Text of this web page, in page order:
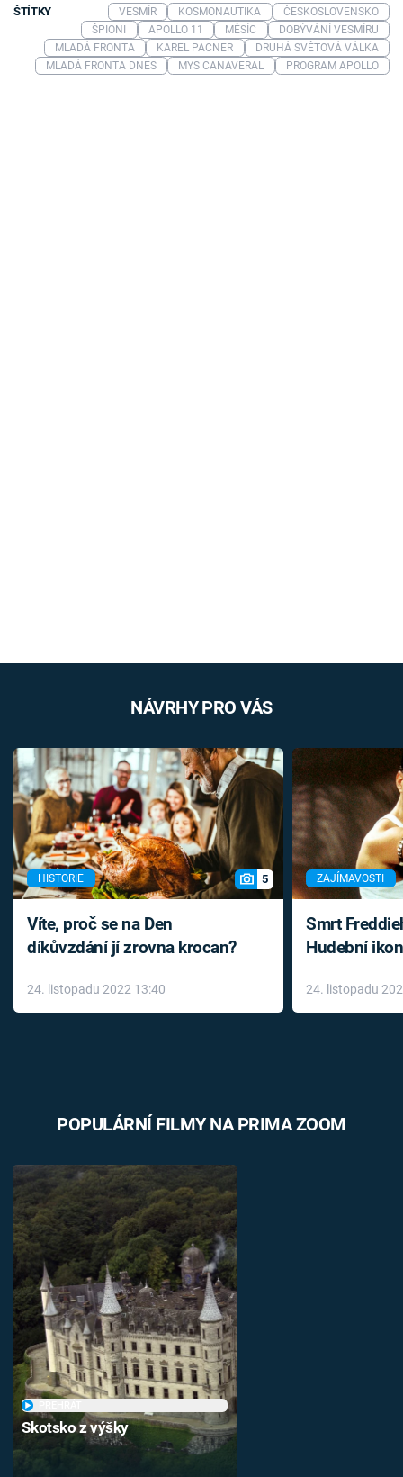
ŠTÍTKY VESMÍR KOSMONAUTIKA
ČESKOSLOVENSKO
ŠPIONI
APOLLO 11 MĚSÍC
DOBÝVÁNÍ VESMÍRU
MLADÁ FRONTA
KAREL PACNER
DRUHÁ SVĚTOVÁ VÁLKA
MLADÁ FRONTA DNES
MYS CANAVERAL PROGRAM APOLLO
NÁVRHY PRO VÁS
HISTORIE 5
Víte, proč se na Den
díkůvzdání jí zrovna krocan?
24. listopadu 2022 13:40
ZAJÍMAVOSTI
Smrt
Hudební
léky
24. listopadu
POPULÁRNÍ FILMY NA PRIMA ZOOM
Skotsko z výšky